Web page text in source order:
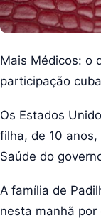
Mais Médicos: o
participação
Os Estados
filha, de 10
Saúde do
A família de
nesta manhã